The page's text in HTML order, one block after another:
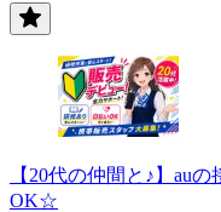
【20代の仲間と♪】au
OK☆